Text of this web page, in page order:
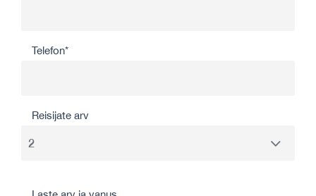
Telefon*
Reisijate arv